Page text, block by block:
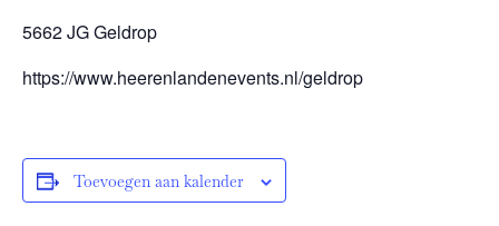
5662 JG Geldrop
https://www.heerenlandenevents.nl/geldrop
Toevoegen aan kalender